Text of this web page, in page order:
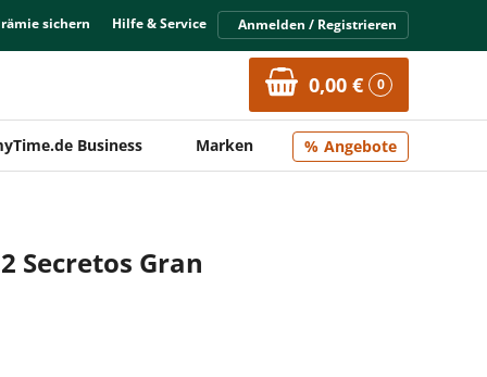
sichern Hilfe & Service Anmelden / Registrieren
0,00 € 0
Business Marken Angebote
Secretos Gran